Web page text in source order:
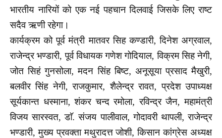
भारतीय नारियों को एक नई पहचान दिलवाई जिसके लिए राष्ट
सदैव ऋणी रहेगा।
कार्यक्रम को पूर्व मंत्री मातवर सिह कण्डारी, दिनेश अग्रवाल,
राजेन्द्र भण्डारी, पूर्व विधायक गणेश गोदियाल, विक्रम सिह नेगी,
जोत सिहं गुनसोला, मदन सिंह बिष्ट, अनूसूया प्रसाद मैखुरी,
बलवीर सिंह नेगी, राजकुमार, शैलेन्द्र रावत, प्रदेश उपाध्यक्ष
सूर्यकान्त धस्माना, शंकर चन्द रमोला, रविन्द्र जैन, महामंत्री
विजय सारस्वत, डाॅ. संजय पालीवाल, गोदावरी थापली, राजेन्द्र
भण्डारी, मुख्य प्रवक्ता मथुरादत्त जोशी, किसान कांग्रेस अध्यक्ष